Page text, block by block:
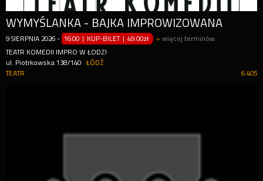
WYMYŚLANKA - BAJKA IMPROWIZOWANA
9 SIERPNIA 2026 - 16:00 | KUP-BILET |49.00zł »więcej terminów
TEATR KOMEDII IMPRO W ŁODZI
ul. Piotrkowska 138/140
ŁÓDŹ
6 405
TEATR